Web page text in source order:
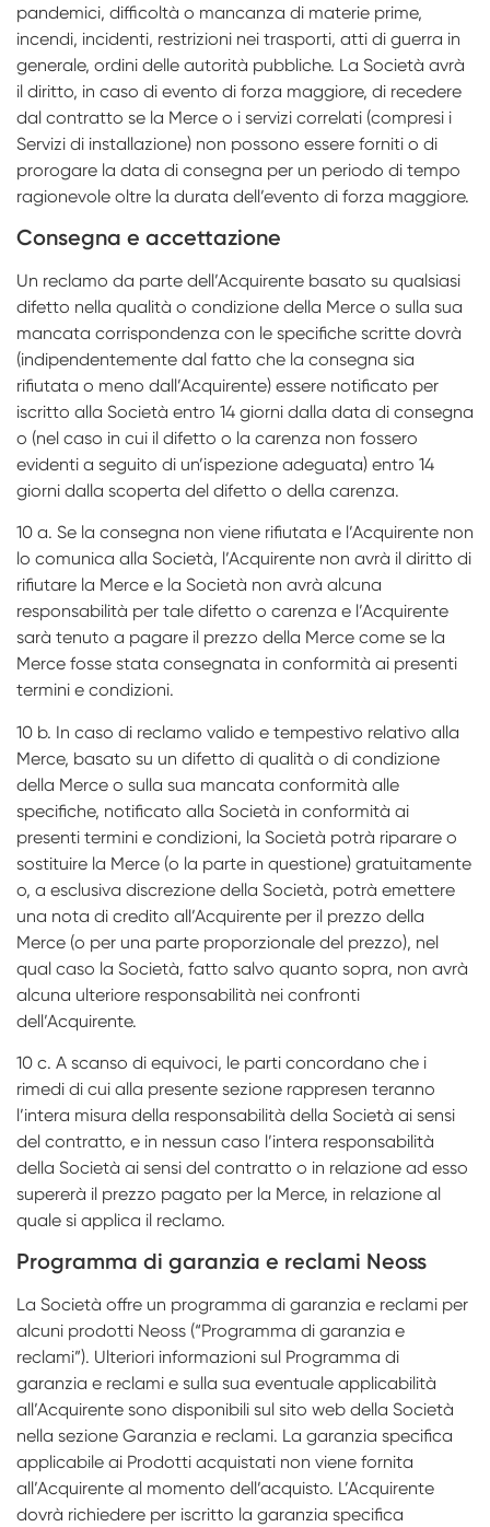
pandemici, difficoltà o mancanza di materie prime,
incendi, incidenti, restrizioni nei trasporti, atti di guerra in
generale, ordini delle autorità pubbliche. La Società avrà
il diritto, in caso di evento di forza maggiore, di recedere
dal contratto se la Merce o i servizi correlati (compresi i
Servizi di installazione) non possono essere forniti o di
prorogare la data di consegna per un periodo di tempo
ragionevole oltre la durata dell’evento di forza maggiore.
Consegna e accettazione
Un reclamo da parte dell’Acquirente basato su qualsiasi
difetto nella qualità o condizione della Merce o sulla sua
mancata corrispondenza con le specifiche scritte dovrà
(indipendentemente dal fatto che la consegna sia
rifiutata o meno dall’Acquirente) essere notificato per
iscritto alla Società entro 14 giorni dalla data di consegna
o (nel caso in cui il difetto o la carenza non fossero
evidenti a seguito di un’ispezione adeguata) entro 14
giorni dalla scoperta del difetto o della carenza.
10 a. Se la consegna non viene rifiutata e l’Acquirente non
lo comunica alla Società, l’Acquirente non avrà il diritto di
rifiutare la Merce e la Società non avrà alcuna
responsabilità per tale difetto o carenza e l’Acquirente
sarà tenuto a pagare il prezzo della Merce come se la
Merce fosse stata consegnata in conformità ai presenti
termini e condizioni.
10 b. In caso di reclamo valido e tempestivo relativo alla
Merce, basato su un difetto di qualità o di condizione
della Merce o sulla sua mancata conformità alle
specifiche, notificato alla Società in conformità ai
presenti termini e condizioni, la Società potrà riparare o
sostituire la Merce (o la parte in questione) gratuitamente
o, a esclusiva discrezione della Società, potrà emettere
una nota di credito all’Acquirente per il prezzo della
Merce (o per una parte proporzionale del prezzo), nel
qual caso la Società, fatto salvo quanto sopra, non avrà
alcuna ulteriore responsabilità nei confronti
dell’Acquirente.
10 c. A scanso di equivoci, le parti concordano che i
rimedi di cui alla presente sezione rappresen­ teranno
l’intera misura della responsabilità della Società ai sensi
del contratto, e in nessun caso l’intera responsabilità
della Società ai sensi del contratto o in relazione ad esso
supererà il prezzo pagato per la Merce, in relazione al
quale si applica il reclamo.
Programma di garanzia e reclami Neoss
La Società offre un programma di garanzia e reclami per
alcuni prodotti Neoss (“Programma di garanzia e
reclami”). Ulteriori informazioni sul Programma di
garanzia e reclami e sulla sua eventuale applicabilità
all’Acquirente sono disponibili sul sito web della Società
nella sezione Garanzia e reclami. La garanzia specifica
applicabile ai Prodotti acquistati non viene fornita
all’Acquirente al momento dell’acquisto. L’Acquirente
dovrà richiedere per iscritto la garanzia specifica